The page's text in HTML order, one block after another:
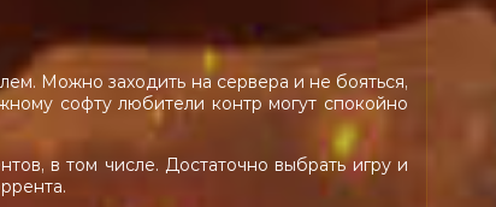
Можно заходить на сервера и не бояться,
софту любители контр могут спокойно
в том числе. Достаточно выбрать игру и